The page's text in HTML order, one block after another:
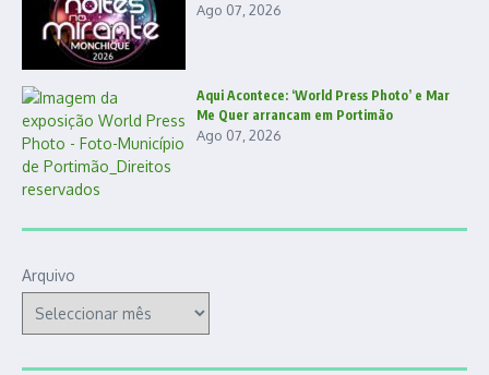
Ago 07, 2026
Aqui Acontece: ‘World Press Photo’ e Mar
Me Quer arrancam em Portimão
Ago 07, 2026
Arquivo